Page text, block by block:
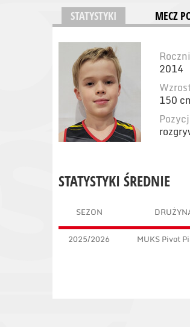
STATYSTYKI MECZ
2014
150
STATYSTYKI ŚREDNIE
SEZON
2025/2026 MUKS Pivot